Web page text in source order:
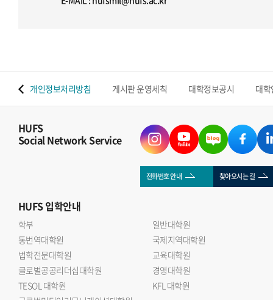
개인정보처리방침 게시판 운영세칙 대학정보공시 대
HUFS
Social Network Service
전화번호 안내 찾아오시는 길
HUFS입학안내
학부
일반대학원
통번역대학원
국제지역대학원
법학전문대학원
교육대학원
글로벌공공리더십대학원
경영대학원
TESOL 대학원
KFL 대학원